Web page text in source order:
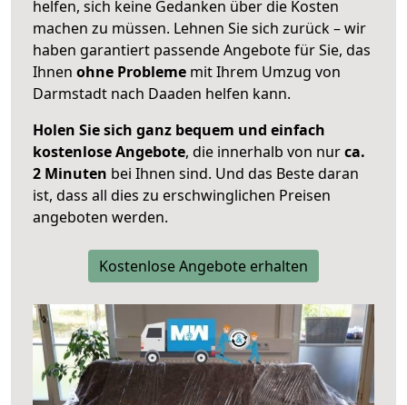
helfen, sich keine Gedanken über die Kosten
machen zu müssen. Lehnen Sie sich zurück – wir
haben garantiert passende Angebote für Sie, das
Ihnen ohne Probleme mit Ihrem Umzug von
Darmstadt nach Daaden helfen kann.
Holen Sie sich ganz bequem und einfach
kostenlose Angebote, die innerhalb von nurca.
2 Minuten bei Ihnen sind. Und das Beste daran
ist, dass all dies zu erschwinglichen Preisen
angeboten werden.
Kostenlose Angebote erhalten